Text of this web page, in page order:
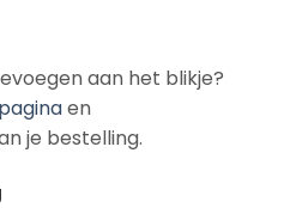
aan het blikje?
en
je bestelling.